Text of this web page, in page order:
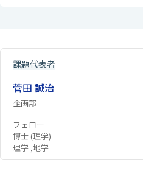
課題代表者
菅田 誠治
企画部
フェロー
博士 (理学)
理学 ,地学